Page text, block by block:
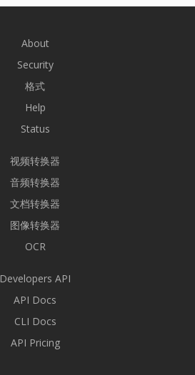
About
Security
格式
Help
Status
视频转换器
音频转换器
文档转换器
图像转换器
OCR
Developers API
API Docs
CLI Docs
API Pricing